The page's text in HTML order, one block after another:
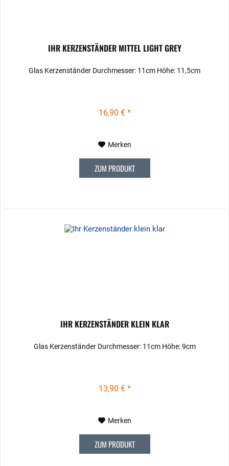
IHR KERZENSTÄNDER MITTEL LIGHT GREY
Glas Kerzenständer Durchmesser: 11cm Höhe: 11,5cm
16,90 € *
Merken
ZUM PRODUKT
IHR KERZENSTÄNDER KLEIN KLAR
Glas Kerzenständer Durchmesser: 11cm Höhe: 9cm
13,90 € *
Merken
ZUM PRODUKT